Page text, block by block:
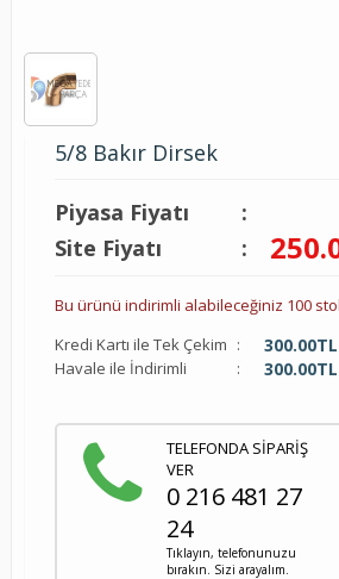
5/8 Bakır Dirsek
Piyasa Fiyatı
:
Site Fiyatı
:
Bu ürünü indirimli alabileceğiniz 100
Kredi Kartı ile Tek Çekim : 300.00TL
Havale ile İndirimli : 300.00TL
TELEFONDA SİPARİŞ
VER
0 216 481 27
24
Tıklayın, telefonunuzu
bırakın. Sizi arayalım.